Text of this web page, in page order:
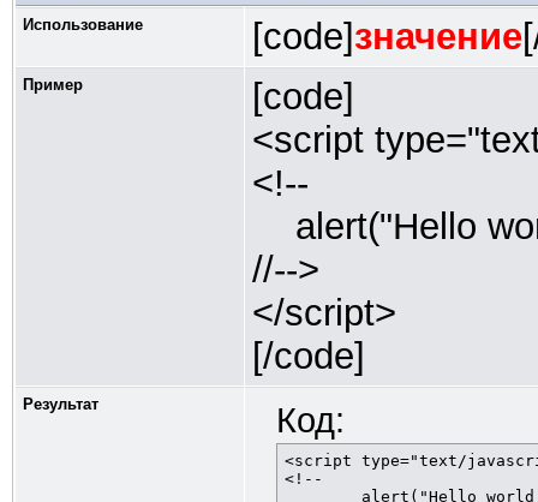
Использование [code]значение
Пример
[code]
<script
<!--
alert("Hello
//-->
</script>
[/code]
Результат Код:
<script type="text/
<!--